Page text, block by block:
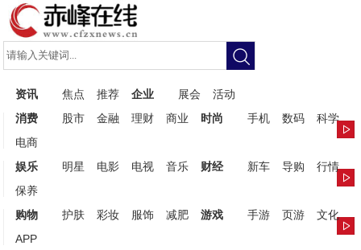
资讯 焦点 推荐 企业 展会
活动
消费
股市 金融 理财 商业 时尚 手机 数码
科学
电商
娱乐
明星 电影 电视 音乐 财经 新车 导购
行情
保养
购物
护肤 彩妆 服饰 减肥 游戏 手游 页游
文化
APP